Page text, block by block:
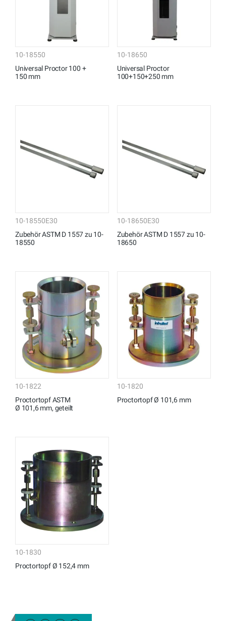
10-18550
Universal Proctor 100 +
150 mm
10-18650
Universal Proctor
100+150+250 mm
10-18550E30
Zubehör ASTM D 1557 zu 10-
18550
10-18650E30
Zubehör ASTM D 1557 zu 10-
18650
10-1822
Proctortopf ASTM
Ø 101,6 mm, geteilt
10-1820
Proctortopf Ø 101,6 mm
10-1830
Proctortopf Ø 152,4 mm